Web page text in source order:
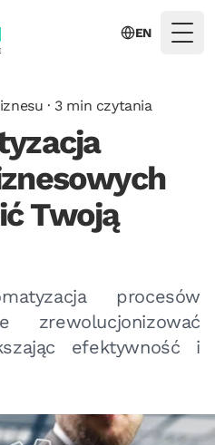
EN
· 3min czytania
Twoją
procesów
zrewolucjonizować
efektywność i